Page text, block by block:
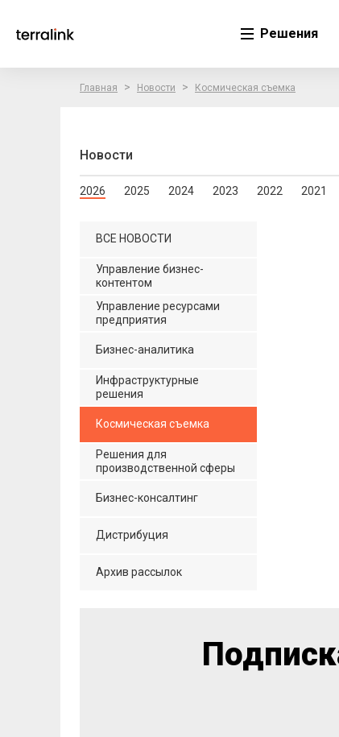
Решения
Главная > Новости > Космическая съемка
Новости
2026 2025 2024 2023 2022 2021
ВСЕ НОВОСТИ
Управление бизнес-
контентом
Управление ресурсами
предприятия
Бизнес-аналитика
Инфраструктурные
решения
Космическая съемка
Решения для
производственной сферы
Бизнес-консалтинг
Дистрибуция
Архив рассылок